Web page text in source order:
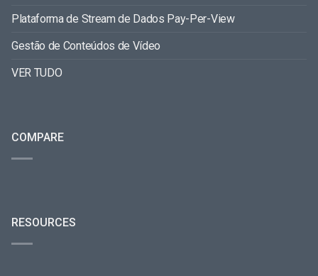
Plataforma de Stream de Dados Pay-Per-View
Gestão de Conteúdos de Vídeo
VER TUDO
COMPARE
RESOURCES